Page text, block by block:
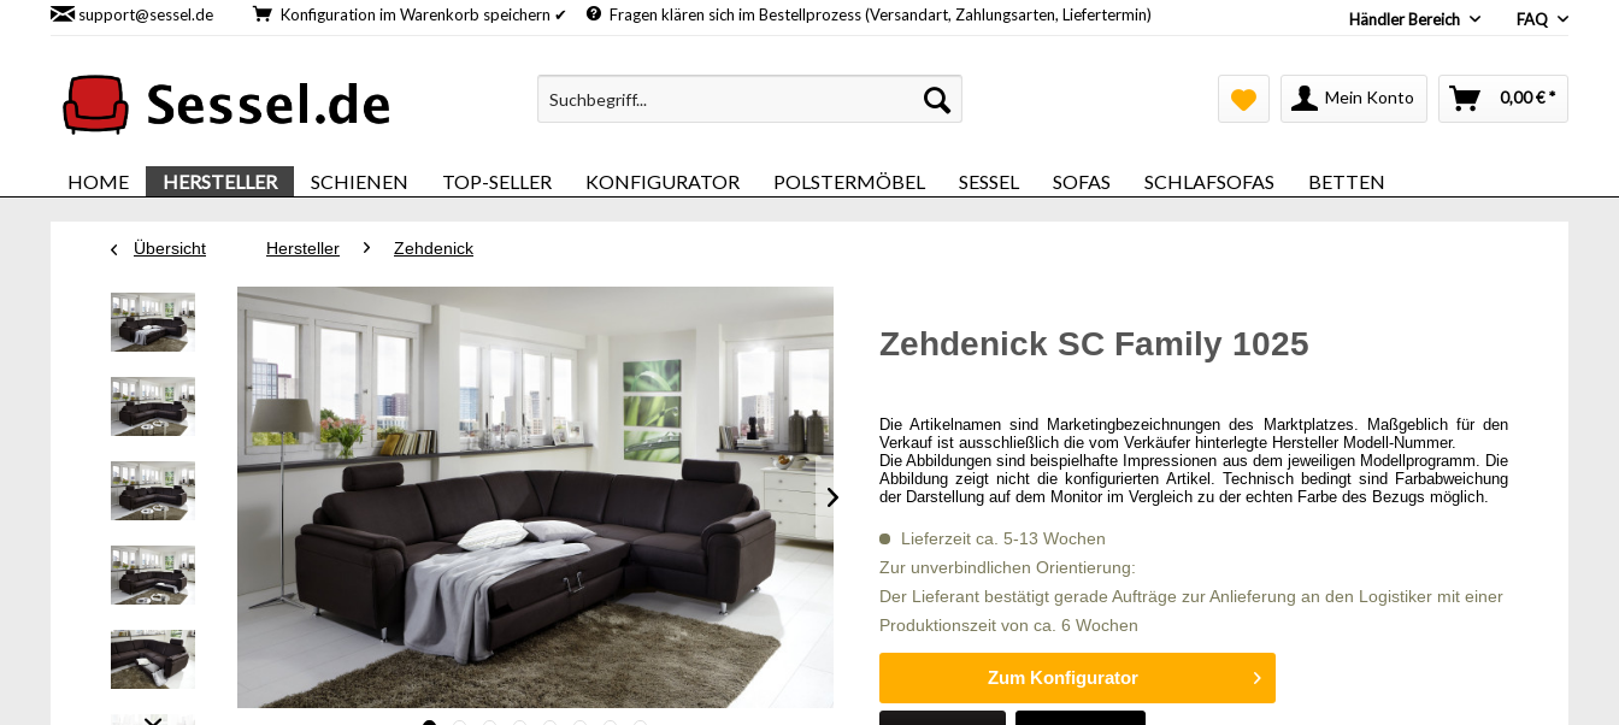
support@sessel.de Konfiguration im Warenkorb speichern ✔ Fragen klären sich im Bestellprozess (Versandart, Zahlungsarten, Liefertermin) Händler Bereich FAQ
Mein Konto 0,00 € *
HOME HERSTELLER SCHIENEN TOP-SELLER KONFIGURATOR POLSTERMÖBEL SESSEL SOFAS SCHLAFSOFAS BETTEN
Übersicht Hersteller Zehdenick
Zehdenick SC Family 1025
Die Artikelnamen sind Marketingbezeichnungen des Marktplatzes. Maßgeblich für den
Verkauf ist ausschließlich die vom Verkäufer hinterlegte Hersteller Modell-Nummer.
Die Abbildungen sind beispielhafte Impressionen aus dem jeweiligen Modellprogramm. Die
Abbildung zeigt nicht die konfigurierten Artikel. Technisch bedingt sind Farbabweichung
der Darstellung auf dem Monitor im Vergleich zu der echten Farbe des Bezugs möglich.
Lieferzeit ca. 5-13 Wochen
Zur unverbindlichen Orientierung:
Der Lieferant bestätigt gerade Aufträge zur Anlieferung an den Logistiker mit einer
Produktionszeit von ca. 6 Wochen
Zum Konfigurator